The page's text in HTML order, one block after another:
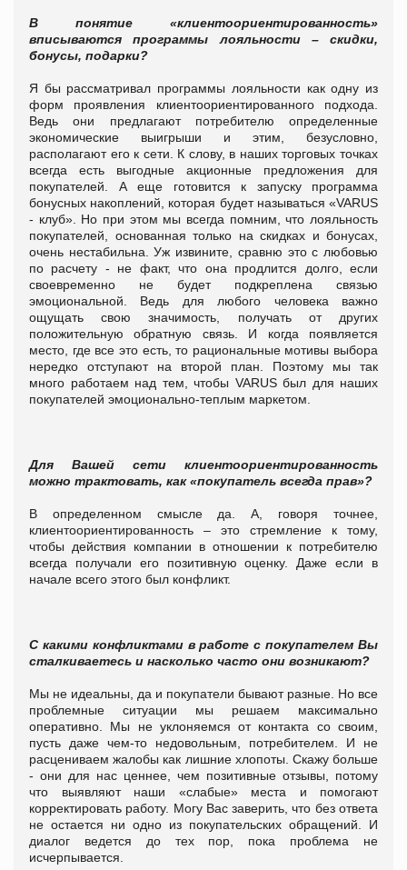
В понятие «клиентоориентированность»
вписываются программы лояльности – скидки,
бонусы, подарки?
Я бы рассматривал программы лояльности как одну из
форм проявления клиентоориентированного подхода.
Ведь они предлагают потребителю определенные
экономические выигрыши и этим, безусловно,
располагают его к сети.
К слову, в наших торговых точках
всегда есть выгодные акционные предложения для
покупателей. А еще готовится к запуску программа
бонусных накоплений, которая будет называться «VARUS
- клуб». Но при этом мы всегда помним, что лояльность
покупателей, основанная только на скидках и бонусах,
очень нестабильна. Уж извините, сравню это с любовью
по расчету - не факт, что она продлится долго, если
своевременно не будет подкреплена связью
эмоциональной. Ведь для любого человека важно
ощущать свою значимость, получать от других
положительную обратную связь. И когда появляется
место, где все это есть, то рациональные мотивы выбора
нередко отступают на второй план. Поэтому мы так
много работаем над тем, чтобы VARUS был для наших
покупателей эмоционально-теплым маркетом.
Для Вашей сети клиентоориентированность
можно трактовать, как «покупатель всегда прав»?
В определенном смысле да. А, говоря точнее,
клиентоориентированность – это стремление к тому,
чтобы действия компании в отношении к потребителю
всегда получали его позитивную оценку. Даже если в
начале всего этого был конфликт.
С какими конфликтами в работе с покупателем Вы
сталкиваетесь и насколько часто они возникают?
Мы не идеальны, да и покупатели бывают разные. Но все
проблемные ситуации мы решаем максимально
оперативно. Мы не уклоняемся от контакта со своим,
пусть даже чем-то недовольным, потребителем. И не
расцениваем жалобы как лишние хлопоты. Скажу больше
- они для нас ценнее, чем позитивные отзывы, потому
что выявляют наши «слабые» места и помогают
корректировать работу. Могу Вас заверить, что без ответа
не остается ни одно из покупательских обращений. И
диалог ведется до тех пор, пока проблема не
исчерпывается.